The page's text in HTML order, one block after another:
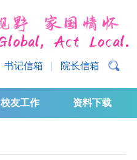
书记信箱 院长信箱
校友工作 资料下载